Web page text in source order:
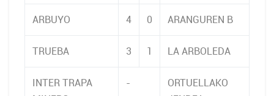
ARBUYO 4 0 ARANGUREN B
TRUEBA 3 1 LA ARBOLEDA
INTER TRAPA
-
ORTUELLAKO